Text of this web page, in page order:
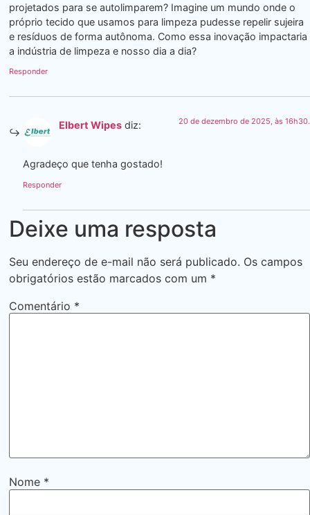
projetados para se autolimparem? Imagine um mundo onde o
próprio tecido que usamos para limpeza pudesse repelir sujeira
e resíduos de forma autônoma. Como essa inovação impactaria
a indústria de limpeza e nosso dia a dia?
Responder
Elbert Wipes diz: 20 de dezembro de 2025, às 16h30.
Agradeço que tenha gostado!
Responder
Deixe uma resposta
Seu endereço de e-mail não será publicado. Os campos
obrigatórios estão marcados com um *
Comentário *
Nome *